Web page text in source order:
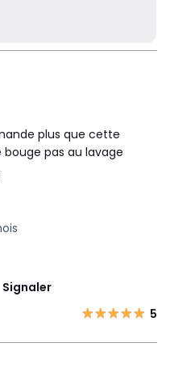
plus que cette
pas au lavage
Signaler
5